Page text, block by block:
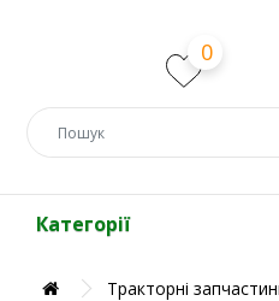
0
Категорії
Тракторні